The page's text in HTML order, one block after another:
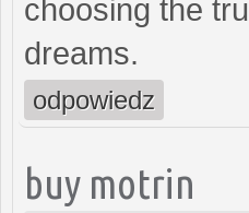
choosing the
dreams.
odpowiedz
buy motrin